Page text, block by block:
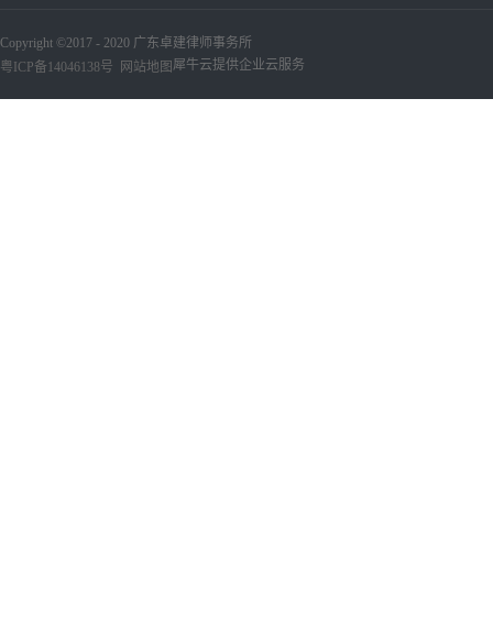
Copyright ©2017 - 2020 广东卓建律师事务所
粤ICP备14046138号 网站地图 犀牛云提供企业云服务